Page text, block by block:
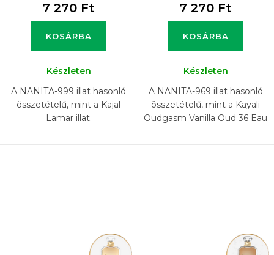
7 270 Ft
KOSÁRBA
Készleten
A NANITA-999 illat hasonló
összetételű, mint a Kajal
Lamar illat.
7 270 Ft
KOSÁRBA
Készleten
A NANITA-969 illat hasonló
összetételű, mint a Kayali
Oudgasm Vanilla Oud 36 Eau